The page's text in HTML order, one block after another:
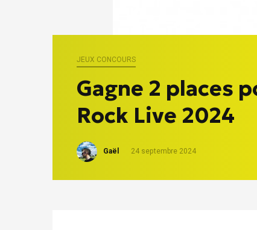
JEUX CONCOURS
Gagne 2 places
Rock Live 2024
Gaël 24 septembre 2024